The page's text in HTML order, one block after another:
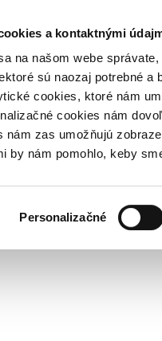
a kontaktnými
na našom webe
sú naozaj potrebné
cookies, ktoré nám
cookies nám
nám zas umožňujú
by nám pomohlo, keby
Personalizačné